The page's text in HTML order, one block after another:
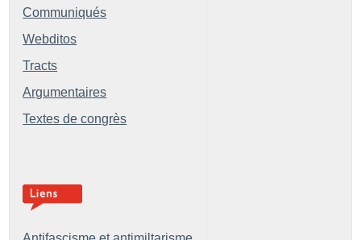
Communiqués
Webditos
Tracts
Argumentaires
Textes de congrès